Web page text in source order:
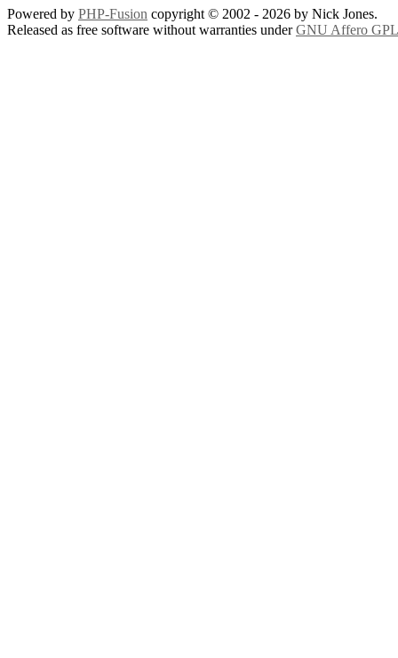
Powered by PHP-Fusion copyright © 2002 - 2026 by Nick Jones.
Released as free software without warranties underGNU Affero GPL